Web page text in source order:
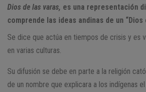
Dios de las varas, es una representación
comprende las ideas andinas de un “Dios
Se dice que actúa en tiempos de crisis y es
en varias culturas.
Su difusión se debe en parte a la religión
de un nombre que explicara a los indígenas